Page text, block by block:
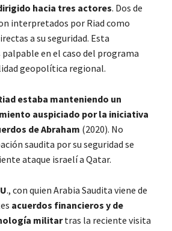
hacia tres actores. Dos de
interpretados por Riad como
a su seguridad. Esta
palpable en el caso del programa
geopolítica regional.
estaba manteniendo un
auspiciado por la iniciativa
de Abraham (2020). No
saudita por su seguridad se
ataque israelí a Qatar.
., con quien Arabia Saudita viene de
acuerdos financieros y de
militartras la reciente visita